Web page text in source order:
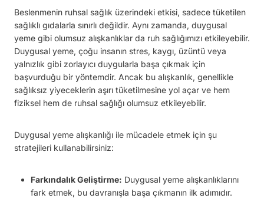
Beslenmenin ruhsal sağlık üzerindeki etkisi, sadece tüketilen
sağlıklı gıdalarla sınırlı değildir. Aynı zamanda, duygusal
yeme gibi olumsuz alışkanlıklar da ruh sağlığımızı etkileyebilir.
Duygusal yeme, çoğu insanın stres, kaygı, üzüntü veya
yalnızlık gibi zorlayıcı duygularla başa çıkmak için
başvurduğu bir yöntemdir. Ancak bu alışkanlık, genellikle
sağlıksız yiyeceklerin aşırı tüketilmesine yol açar ve hem
fiziksel hem de ruhsal sağlığı olumsuz etkileyebilir.
Duygusal yeme alışkanlığı ile mücadele etmek için şu
stratejileri kullanabilirsiniz:
Farkındalık Geliştirme: Duygusal yeme alışkanlıklarını
fark etmek, bu davranışla başa çıkmanın ilk adımıdır.